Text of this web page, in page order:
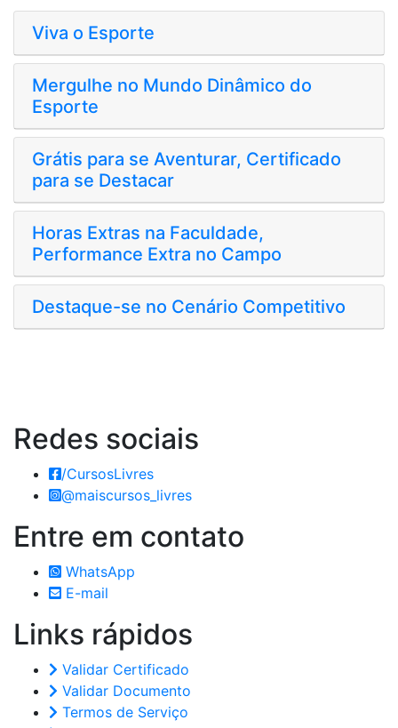
Viva o Esporte
Mergulhe no Mundo Dinâmico do
Esporte
Grátis para se Aventurar, Certificado
para se Destacar
Horas Extras na Faculdade,
Performance Extra no Campo
Destaque-se no Cenário Competitivo
Redes sociais
/CursosLivres
@maiscursos_livres
Entre em contato
WhatsApp
E-mail
Links rápidos
Validar Certificado
Validar Documento
Termos de Serviço